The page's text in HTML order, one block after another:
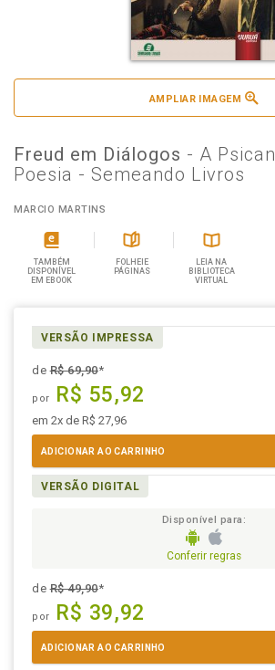
AMPLIAR IMAGEM
Freud em Diálogos - A
Poesia - Semeando Livros
MARCIO MARTINS
TAMBÉM
DISPONÍVEL
EM EBOOK
FOLHEIE
PÁGINAS
LEIA NA
BIBLIOTECA
VIRTUAL
VERSÃO IMPRESSA
deR$ 69,90*
por R$ 55,92
em 2x de R$ 27,96
ADICIONAR AO CARRINHO
VERSÃO DIGITAL
Disponível para:
Conferir regras
deR$ 49,90*
por R$ 39,92
ADICIONAR AO CARRINHO